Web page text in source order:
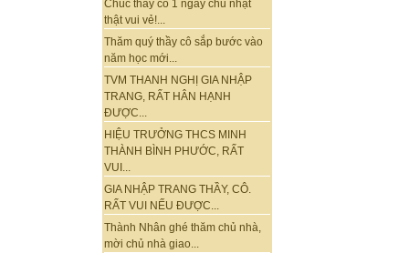
Chúc thầy có 1 ngày chủ nhật
thật vui vẻ!...
Thăm quý thầy cô sắp bước vào
năm học mới...
TVM THANH NGHỊ GIA NHẬP
TRANG, RẤT HÂN HẠNH
ĐƯỢC...
HIỆU TRƯỞNG THCS MINH
THÀNH BÌNH PHƯỚC, RẤT
VUI...
GIA NHẬP TRANG THẦY, CÔ.
RẤT VUI NẾU ĐƯỢC...
Thành Nhân ghé thăm chủ nhà,
mời chủ nhà giao...